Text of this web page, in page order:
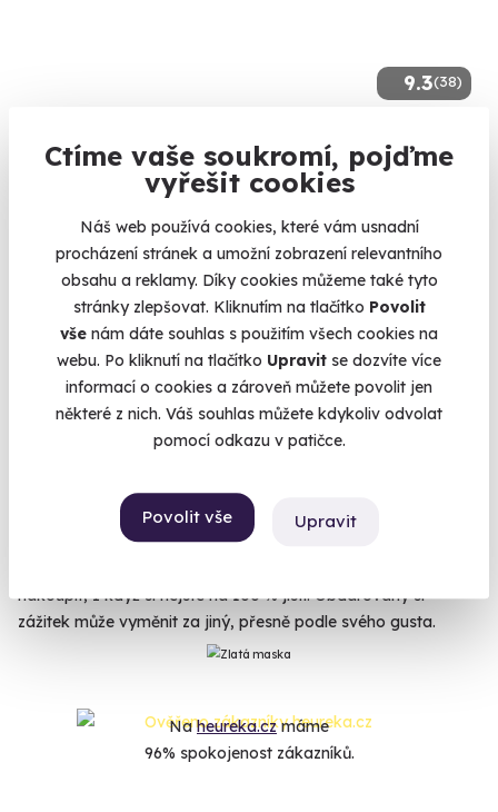
Ctíme vaše soukromí, pojďme
vyřešit cookies
Náš web používá cookies, které vám usnadní
procházení stránek a umožní zobrazení relevantního
obsahu a reklamy. Díky cookies můžeme také tyto
stránky zlepšovat. Kliknutím na tlačítko Povolit
vše nám dáte souhlas s použitím všech cookies na
webu. Po kliknutí na tlačítko Upravit se dozvíte více
informací o cookies a zároveň můžete povolit jen
některé z nich. Váš souhlas můžete kdykoliv odvolat
pomocí odkazu v patičce.
Povolit vše Upravit
9.3(38)
Masáž konopným olejem
Travička zelená to je moje potěšení.
(+ 10 dalších lokalit)
1 940 Kč
Co mám sakra dát bráchovi? Od trapných dárků v podobě
Vy se chcete blýsknout a dát mu něco extra. Kupte mu
zážitek. Je spíš dobrodruh? Dejte mu kurz přežití
se z něho kouří?Thajská masáž
nakoupit, I když si nejste na 100 % jistí. Obdarovaný si
zážitek může vyměnit za jiný, přesně podle svého gusta.
Naheureka.czmáme
96% spokojenost zákazníků.